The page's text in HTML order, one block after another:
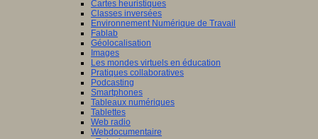
Cartes heuristiques
Classes inversées
Environnement Numérique de Travail
Fablab
Géolocalisation
Images
Les mondes virtuels en éducation
Pratiques collaboratives
Podcasting
Smartphones
Tableaux numériques
Tablettes
Web radio
Webdocumentaire